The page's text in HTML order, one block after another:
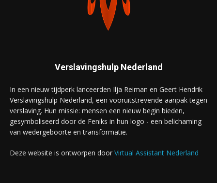
Verslavingshulp Nederland
In een nieuw tijdperk lanceerden Ilja Reiman en Geert Hendrik
Verslavingshulp Nederland, een vooruitstrevende aanpak tegen
verslaving. Hun missie: mensen een nieuw begin bieden,
gesymboliseerd door de Feniks in hun logo - een belichaming
van wedergeboorte en transformatie.
Deze website is ontworpen door Virtual Assistant Nederland